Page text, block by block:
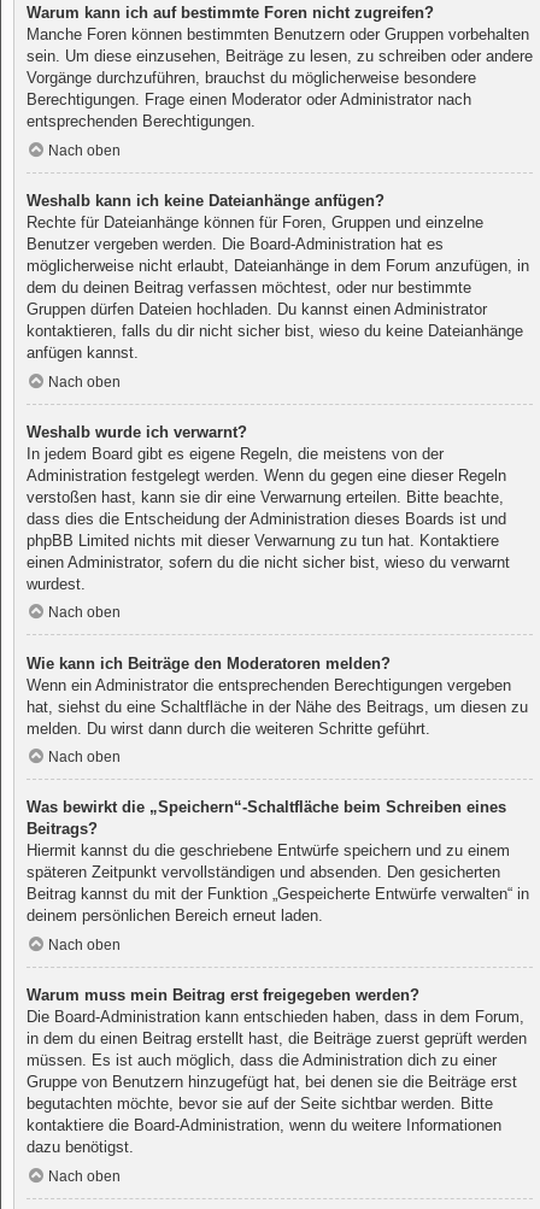
Warum kann ich auf bestimmte Foren nicht zugreifen?
Manche Foren können bestimmten Benutzern oder Gruppen vorbehalten
sein. Um diese einzusehen, Beiträge zu lesen, zu schreiben oder andere
Vorgänge durchzuführen, brauchst du möglicherweise besondere
Berechtigungen. Frage einen Moderator oder Administrator nach
entsprechenden Berechtigungen.
Nach oben
Weshalb kann ich keine Dateianhänge anfügen?
Rechte für Dateianhänge können für Foren, Gruppen und einzelne
Benutzer vergeben werden. Die Board-Administration hat es
möglicherweise nicht erlaubt, Dateianhänge in dem Forum anzufügen, in
dem du deinen Beitrag verfassen möchtest, oder nur bestimmte
Gruppen dürfen Dateien hochladen. Du kannst einen Administrator
kontaktieren, falls du dir nicht sicher bist, wieso du keine Dateianhänge
anfügen kannst.
Nach oben
Weshalb wurde ich verwarnt?
In jedem Board gibt es eigene Regeln, die meistens von der
Administration festgelegt werden. Wenn du gegen eine dieser Regeln
verstoßen hast, kann sie dir eine Verwarnung erteilen. Bitte beachte,
dass dies die Entscheidung der Administration dieses Boards ist und
phpBB Limited nichts mit dieser Verwarnung zu tun hat. Kontaktiere
einen Administrator, sofern du die nicht sicher bist, wieso du verwarnt
wurdest.
Nach oben
Wie kann ich Beiträge den Moderatoren melden?
Wenn ein Administrator die entsprechenden Berechtigungen vergeben
hat, siehst du eine Schaltfläche in der Nähe des Beitrags, um diesen zu
melden. Du wirst dann durch die weiteren Schritte geführt.
Nach oben
Was bewirkt die „Speichern“-Schaltfläche beim Schreiben eines
Beitrags?
Hiermit kannst du die geschriebene Entwürfe speichern und zu einem
späteren Zeitpunkt vervollständigen und absenden. Den gesicherten
Beitrag kannst du mit der Funktion „Gespeicherte Entwürfe verwalten“ in
deinem persönlichen Bereich erneut laden.
Nach oben
Warum muss mein Beitrag erst freigegeben werden?
Die Board-Administration kann entschieden haben, dass in dem Forum,
in dem du einen Beitrag erstellt hast, die Beiträge zuerst geprüft werden
müssen. Es ist auch möglich, dass die Administration dich zu einer
Gruppe von Benutzern hinzugefügt hat, bei denen sie die Beiträge erst
begutachten möchte, bevor sie auf der Seite sichtbar werden. Bitte
kontaktiere die Board-Administration, wenn du weitere Informationen
dazu benötigst.
Nach oben